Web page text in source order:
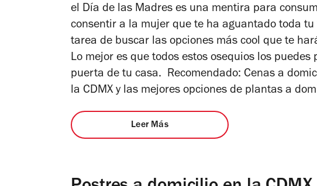
el Día de las Madres es una mentira para
consentir a la mujer que te ha aguantado toda tu
tarea de buscar las opciones más cool que te
Lo mejor es que todos estos osequios los
puerta de tu casa. Recomendado: Cenas a
la CDMX y las mejores opciones de plantas a
Leer Más